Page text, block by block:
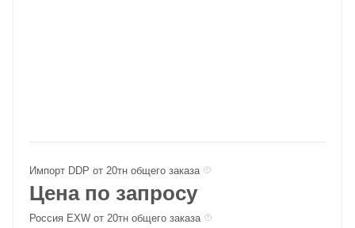
Импорт DDP от 20тн общего заказа
Цена по запросу
Россия EXW от 20тн общего заказа